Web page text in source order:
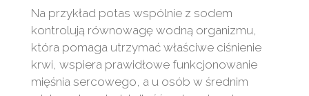
Na przykład potas wspólnie z sodem
kontrolują równowagę wodną organizmu,
która pomaga utrzymać właściwe ciśnienie
krwi, wspiera prawidłowe funkcjonowanie
mięśnia sercowego, a u osób w średnim